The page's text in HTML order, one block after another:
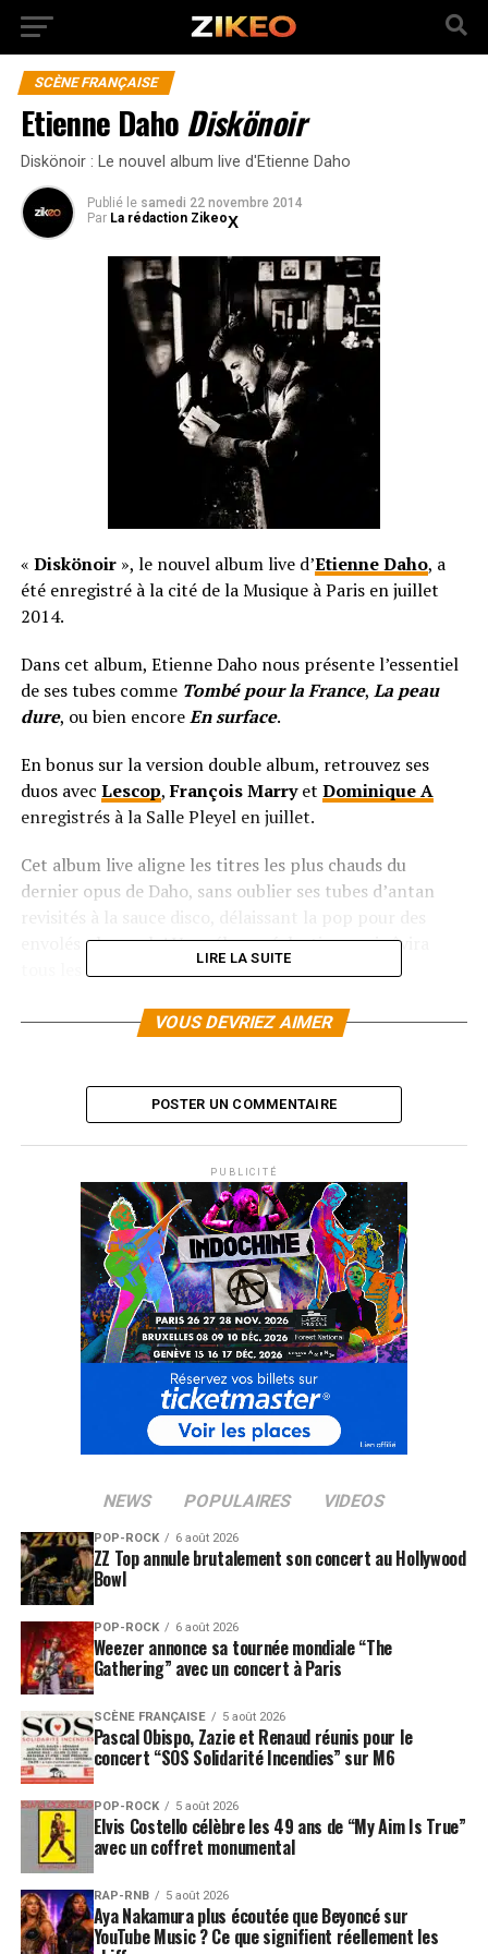
SCÈNE FRANÇAISE
Etienne Daho Diskönoir
Diskönoir : Le nouvel album live d'Etienne Daho
Publié le samedi 22 novembre 2014
Par La rédaction Zikeo
« Diskönoir», le nouvel album live d’Etienne Daho, a
été enregistré à la cité de la Musique à Paris en juillet
2014.
Dans cet album, Etienne Daho nous présente l’essentiel
de ses tubes comme Tombé pour la France, La peau
dure, ou bien encoreEn surface.
En bonus sur la version double album, retrouvez ses
duos avec Lescop,François Marryet Dominique A
enregistrés à la Salle Pleyel en juillet.
Cet album live aligne les titres les plus chauds du
dernier opus de Daho, sans oublier ses tubes d’antan
revisités à la sauce disco, délaissant la pop pour des
envolés plus rock ! Un mélange éclectique qui râvira
tous les fans du chanteur !«Diskönoir
standard deluxe double album.
DISPONIBLES ICI
LIRE LA SUITE
VOUS DEVRIEZ AIMER
POSTER UN COMMENTAIRE
PUBLICITÉ
NEWS POPULAIRES VIDEOS
POP-ROCK 6 août 2026
ZZ Top annule brutalement son concert au Hollywood
Bowl
POP-ROCK 6 août 2026
Weezer annonce sa tournée mondiale “The
Gathering” avec un concert à Paris
SCÈNE FRANÇAISE 5 août 2026
Pascal Obispo, Zazie et Renaud réunis pour le
concert “SOS Solidarité Incendies” sur M6
POP-ROCK 5 août 2026
Elvis Costello célèbre les 49 ans de “My Aim Is True”
avec un coffret monumental
RAP-RNB 5 août 2026
Aya Nakamura plus écoutée que Beyoncé sur
YouTube Music ? Ce que signifient réellement les